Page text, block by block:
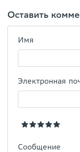
Оставить
Имя
Электронная
Сообщение